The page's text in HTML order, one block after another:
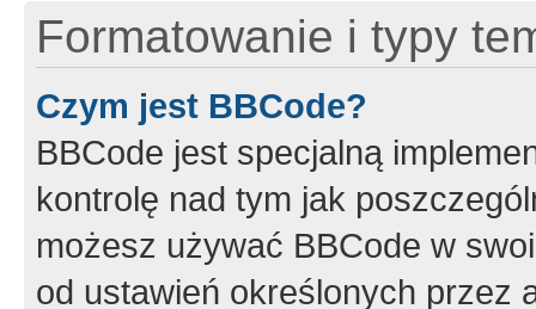
Formatowanie i typy
Czym jest BBCode?
BBCode jest specjalną
kontrolę nad tym jak
możesz używać BBCode w
od ustawień określonych przez